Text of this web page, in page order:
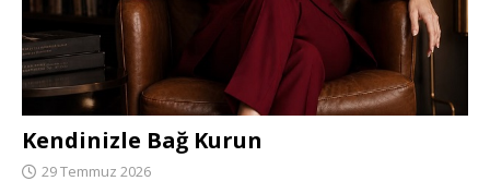
Kendinizle Bağ Kurun
29 Temmuz 2026